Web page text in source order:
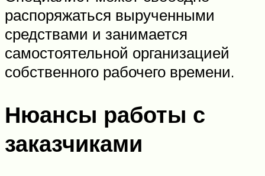
распоряжаться вырученными
средствами и занимается
самостоятельной организацией
собственного рабочего времени.
Нюансы работы с
заказчиками